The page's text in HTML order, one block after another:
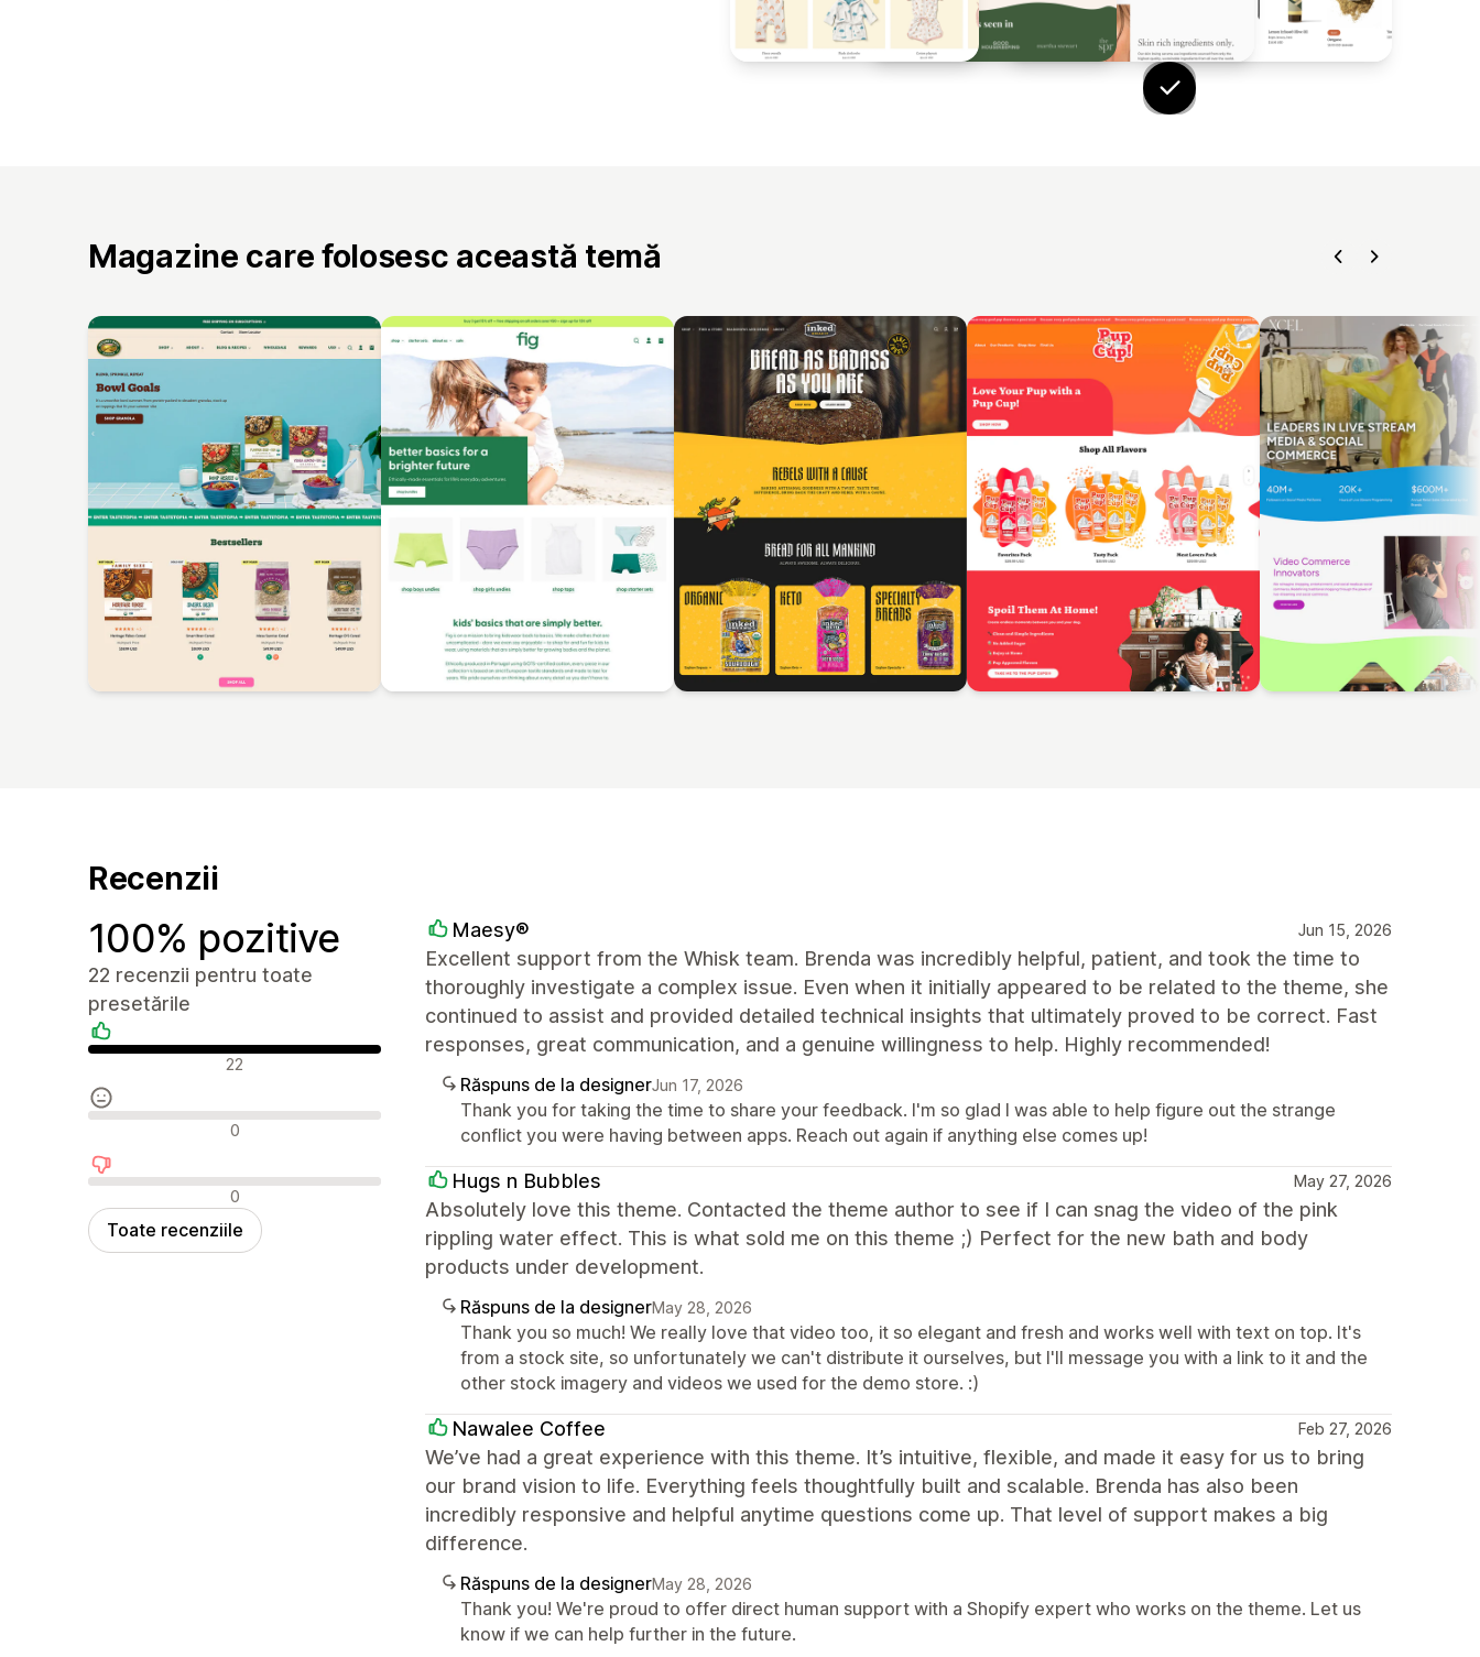
Magazine care folosesc această temă
Recenzii
100% pozitive
22 recenzii pentru toate
presetările
Recenzii pozitive22
Recenzii neutre 0
Recenzii negative0
Toate recenziile
Maesy® Jun 15, 2026
Excellent support from the Whisk team. Brenda was incredibly helpful, patient, and took the time to
thoroughly investigate a complex issue. Even when it initially appeared to be related to the theme, she
continued to assist and provided detailed technical insights that ultimately proved to be correct. Fast
responses, great communication, and a genuine willingness to help. Highly recommended!
Răspuns de la designerJun 17, 2026
Thank you for taking the time to share your feedback. I'm so glad I was able to help figure out the strange
conflict you were having between apps. Reach out again if anything else comes up!
Hugs n Bubbles May 27, 2026
Absolutely love this theme. Contacted the theme author to see if I can snag the video of the pink
rippling water effect. This is what sold me on this theme ;) Perfect for the new bath and body
products under development.
Răspuns de la designerMay 28, 2026
Thank you so much! We really love that video too, it so elegant and fresh and works well with text on top. It's
from a stock site, so unfortunately we can't distribute it ourselves, but I'll message you with a link to it and the
other stock imagery and videos we used for the demo store. :)
Nawalee Coffee Feb 27, 2026
We’ve had a great experience with this theme. It’s intuitive, flexible, and made it easy for us to bring
our brand vision to life. Everything feels thoughtfully built and scalable. Brenda has also been
incredibly responsive and helpful anytime questions come up. That level of support makes a big
difference.
Răspuns de la designerMay 28, 2026
Thank you! We're proud to offer direct human support with a Shopify expert who works on the theme. Let us
know if we can help further in the future.